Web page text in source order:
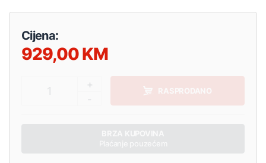
Cijena:
929,00
RASPRODANO